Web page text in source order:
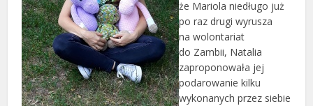
że Mariola niedługo już
po raz drugi wyrusza
na wolontariat
do Zambii, Natalia
zaproponowała jej
podarowanie kilku
wykonanych przez siebie